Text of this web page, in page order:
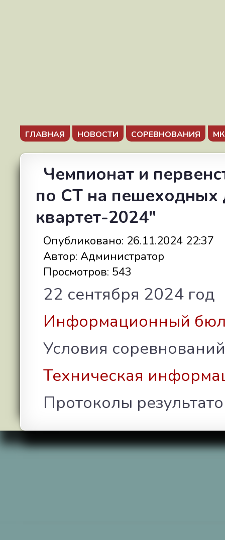
ГЛАВНАЯ НОВОСТИ СОРЕВНОВАНИЯ
Чемпионат и
по СТ на пешеходных
квартет-2024"
Опубликовано: 26.11.2024 22:37
Автор: Администратор
Просмотров: 543
22 сентября 2024 год
Информационный
Условия
Техническая
Протоколы